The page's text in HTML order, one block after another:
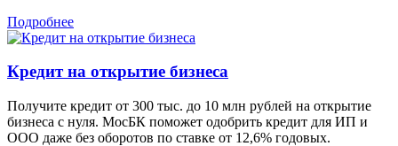
Подробнее
Кредит на открытие бизнеса
Получите кредит от 300 тыс. до 10 млн рублей на открытие
бизнеса с нуля. МосБК поможет одобрить кредит для ИП и
ООО даже без оборотов по ставке от 12,6% годовых.